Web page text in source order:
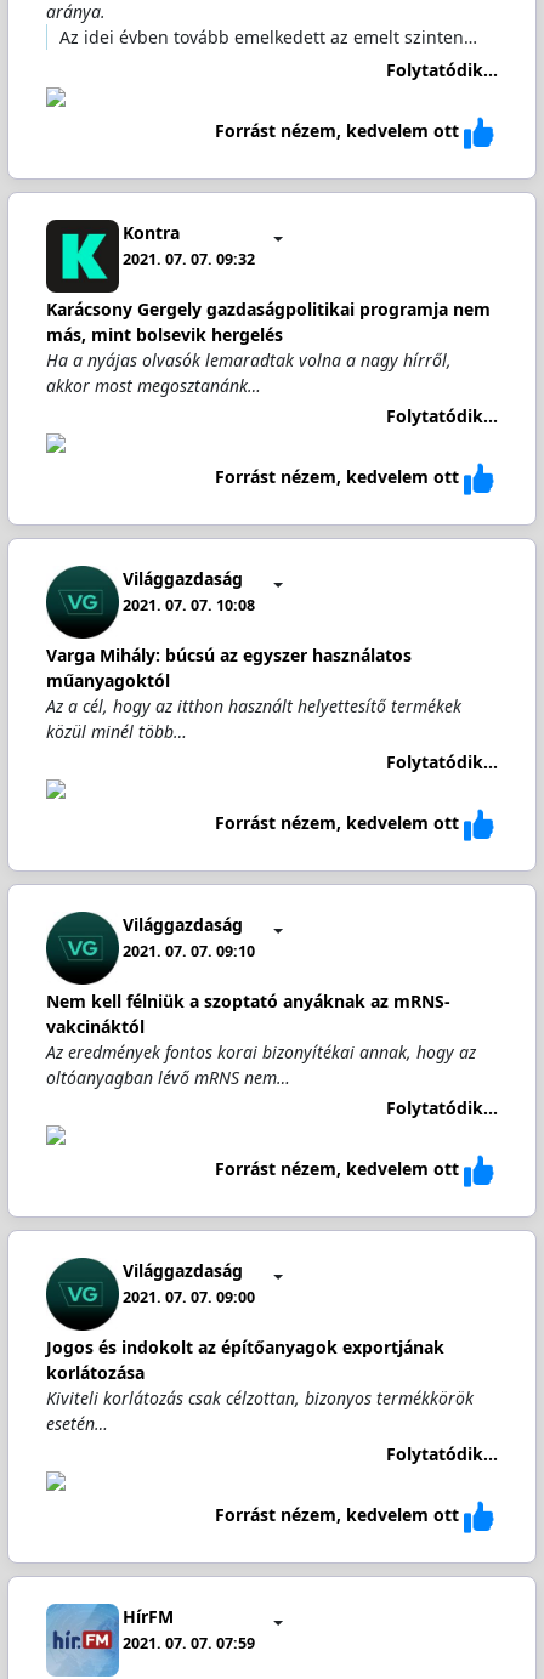
aránya.
Az idei évben tovább emelkedett az emelt szinten…
Folytatódik...
Forrást nézem, kedvelem ott
Kontra
2021. 07. 07. 09:32
Karácsony Gergely gazdaságpolitikai programja nem
más, mint bolsevik hergelés
Ha a nyájas olvasók lemaradtak volna a nagy hírről,
akkor most megosztanánk…
Folytatódik...
Forrást nézem, kedvelem ott
Világgazdaság
2021. 07. 07. 10:08
Varga Mihály: búcsú az egyszer használatos
műanyagoktól
Az a cél, hogy az itthon használt helyettesítő termékek
közül minél több…
Folytatódik...
Forrást nézem, kedvelem ott
Világgazdaság
2021. 07. 07. 09:10
Nem kell félniük a szoptató anyáknak az mRNS-
vakcináktól
Az eredmények fontos korai bizonyítékai annak, hogy az
oltóanyagban lévő mRNS nem…
Folytatódik...
Forrást nézem, kedvelem ott
Világgazdaság
2021. 07. 07. 09:00
Jogos és indokolt az építőanyagok exportjának
korlátozása
Kiviteli korlátozás csak célzottan, bizonyos termékkörök
esetén…
Folytatódik...
Forrást nézem, kedvelem ott
HírFM
2021. 07. 07. 07:59